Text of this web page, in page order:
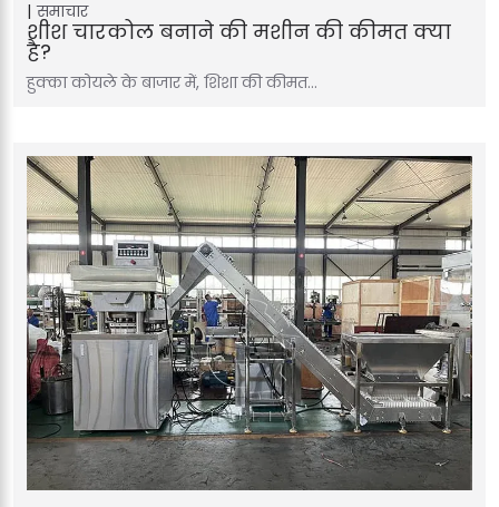
समाचार
शीश चारकोल बनाने की मशीन की कीमत क्या
है?
हुक्का कोयले के बाजार में, शिशा की कीमत…